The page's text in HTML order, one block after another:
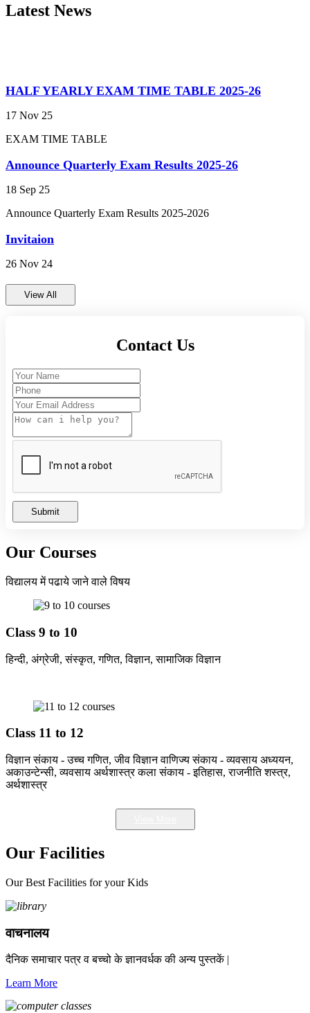
First Rank in Gwalior District in High School Exam
High School Exam 2024
व्यक्तित्व विकास शिविर 2024-25
ANNUAL RESULT 2023-24 FOR CLASS 9TH
AND 11TH (कक्षा 9वीं एवं 11वीं का वार्षिक परिणाम
2023-24)
(प्रायोगिक परीक्षा 2023-24 कक्षा 9वीं और 11वीं)
CLASS 10TH AND 12TH (पर्यायवरण अध्ययन परीक्षा
2023-24 कक्षा 10वीं और 12वीं)
Annual Exam Time Table 2023-24 class 9th and
11th (वार्षिक परीक्षा समय सारणी 2023-24 कक्षा 9वीं और
11वीं)
राम लला प्राण प्रतिष्ठा उत्सव का आमंत्रण
HIGH SCHOOL AND HIGHER SECONDARY
Latest News
17 Nov 25
18 Sep 25
Announce Quarterly Exam Results 2025-2026
26 Nov 24
View All
Contact Us
Submit
Our Courses
विद्यालय में पढाये जाने वाले विषय
Class 9 to 10
हिन्दी, अंग्रेजी, संस्कृत, गणित, विज्ञान, सामाजिक विज्ञान
Class 11 to 12
विज्ञान संकाय - उच्च गणित, जीव विज्ञान वाणिज्य संकाय - व्यवसाय अध्ययन,
अकाउन्टेन्सी, व्यवसाय अर्थशास्त्र कला संकाय - इतिहास, राजनीति शस्त्र,
अर्थशास्त्र
Our Facilities
Our Best Facilities for your Kids
वाचनालय
दैनिक समाचार पत्र व बच्चो के ज्ञानवर्धक की अन्य पुस्तकें |
Learn More